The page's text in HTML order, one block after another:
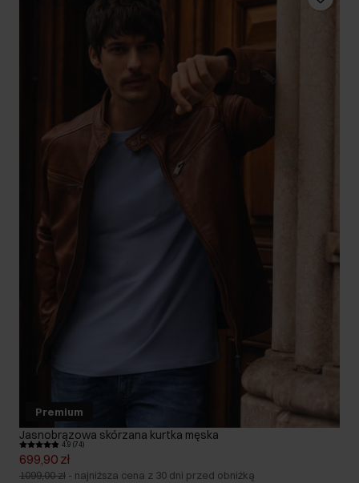
Premium
Jasnobrązowa skórzana kurtka męska
4.9 (74)
699,90 zł
1099,00 zł - najniższa cena z 30 dni przed obniżką